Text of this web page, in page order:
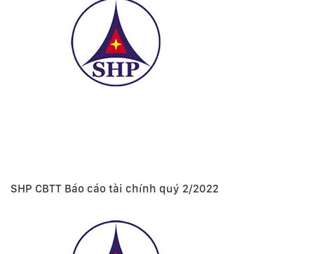
SHP CBTT Báo cáo tài chính quý 2/2022